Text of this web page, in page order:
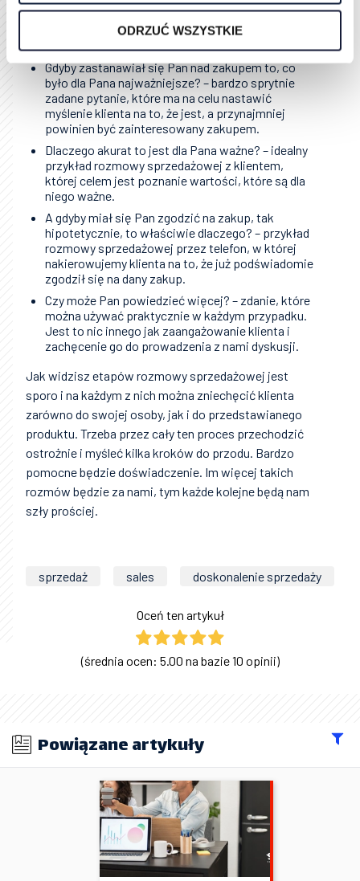
ODRZUĆ WSZYSTKIE
uzyskaniem zgody na zadawanie pytań. Jest to
ważny aspekt, bo pozwala na to, by klient poczuł
się jako osoba decyzyjna w tej rozmowie.
Gdyby zastanawiał się Pan nad zakupem to, co
było dla Pana najważniejsze? – bardzo sprytnie
zadane pytanie, które ma na celu nastawić
myślenie klienta na to, że jest, a przynajmniej
powinien być zainteresowany zakupem.
Dlaczego akurat to jest dla Pana ważne? – idealny
przykład rozmowy sprzedażowej z klientem,
której celem jest poznanie wartości, które są dla
niego ważne.
A gdyby miał się Pan zgodzić na zakup, tak
hipotetycznie, to właściwie dlaczego? – przykład
rozmowy sprzedażowej przez telefon, w której
nakierowujemy klienta na to, że już podświadomie
zgodził się na dany zakup.
Czy może Pan powiedzieć więcej? – zdanie, które
można używać praktycznie w każdym przypadku.
Jest to nic innego jak zaangażowanie klienta i
zachęcenie go do prowadzenia z nami dyskusji.
Jak widzisz etapów rozmowy sprzedażowej jest
sporo i na każdym z nich można zniechęcić klienta
zarówno do swojej osoby, jak i do przedstawianego
produktu. Trzeba przez cały ten proces przechodzić
ostrożnie i myśleć kilka kroków do przodu. Bardzo
pomocne będzie doświadczenie. Im więcej takich
rozmów będzie za nami, tym każde kolejne będą nam
szły prościej.
sprzedaż sales doskonalenie sprzedaży
Oceń ten artykuł
(średnia ocen: 5.00 na bazie 10 opinii)
Powiązane artykuły